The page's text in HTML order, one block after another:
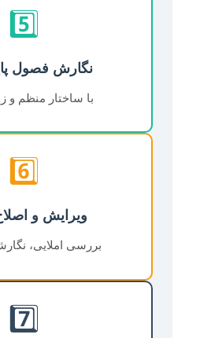
5️⃣
نگارش فصول
با ساختار منظم و
6️⃣
ویرایش و
بررسی املایی،
7️⃣